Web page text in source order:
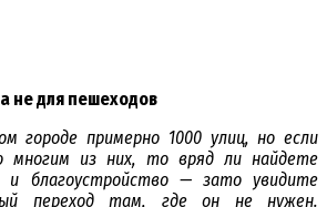
не для пешеходов
городе примерно 1000 улиц, но если
многим из них, то вряд ли найдете
и благоустройство — зато увидите
переход там, где он не нужен.